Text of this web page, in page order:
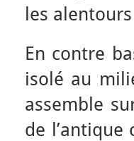
les
En contre
isolé au
assemble
de